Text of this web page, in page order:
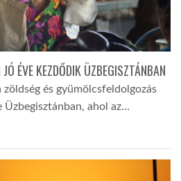
ÉVE KEZDŐDIK ÜZBEGISZTÁNBAN
és gyümölcsfeldolgozás
ahol az…